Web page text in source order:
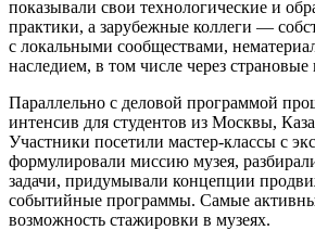
показывали свои технологические и
практики, а зарубежные коллеги —
с локальными сообществами,
наследием, в том числе через страновые
Параллельно с деловой программой
интенсив для студентов из Москвы,
Участники посетили мастер‑классы с
формулировали миссию музея,
задачи, придумывали концепции
событийные программы. Самые
возможность стажировки в музеях.